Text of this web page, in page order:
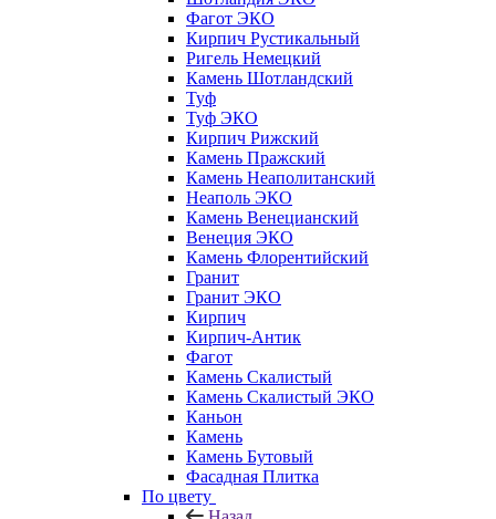
Фагот ЭКО
Кирпич Рустикальный
Ригель Немецкий
Камень Шотландский
Туф
Туф ЭКО
Кирпич Рижский
Камень Пражский
Камень Неаполитанский
Неаполь ЭКО
Камень Венецианский
Венеция ЭКО
Камень Флорентийский
Гранит
Гранит ЭКО
Кирпич
Кирпич-Антик
Фагот
Камень Скалистый
Камень Скалистый ЭКО
Каньон
Камень
Камень Бутовый
Фасадная Плитка
По цвету